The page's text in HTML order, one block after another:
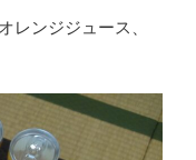
レンジジュース、